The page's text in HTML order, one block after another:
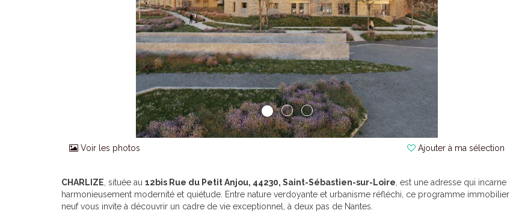
Voir les photos Ajouter à ma sélection
CHARLIZE , située au 12bis Rue du Petit Anjou, 44230, Saint-Sébastien-sur-Loire , est une adresse qui incarne
harmonieusement modernité et quiétude. Entre nature verdoyante et urbanisme réfléchi, ce programme immobilier
neuf vous invite à découvrir un cadre de vie exceptionnel, à deux pas de Nantes.